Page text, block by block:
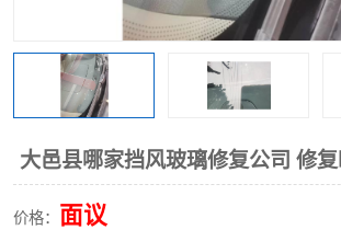
大邑县哪家挡风玻璃修复公司 修
价格： 面议